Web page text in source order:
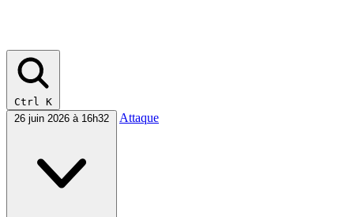
Ctrl K
26 juin 2026 à 16h32
Attaque